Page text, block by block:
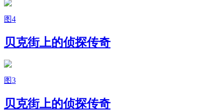
图4
贝克街上的侦探传奇
图3
贝克街上的侦探传奇